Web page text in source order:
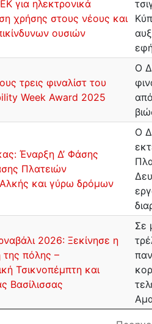
για ηλεκτρονικά
χρήσης στους νέους και
ουσιών
τρεις φιναλίστ του
Week Award 2025
Ο
Έναρξη Δ’ Φάσης
Πλατειών
και γύρω δρόμων
Ο
2026: Ξεκίνησε η
της πόλης –
Τσικνοπέμπτη και
Βασίλισσας
Σε